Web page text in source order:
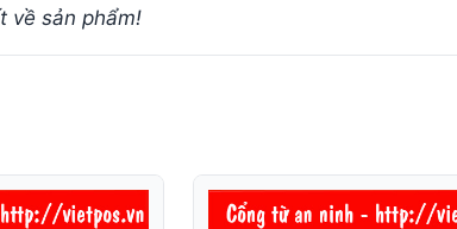
về sản phẩm!